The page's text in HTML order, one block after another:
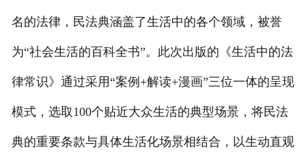
联系我们
名的法律，民法典涵盖了生活中的各个领域，被誉
为“社会生活的百科全书”。此次出版的《生活中的法
律常识》通过采用“案例+解读+漫画”三位一体的呈现
模式，选取100个贴近大众生活的典型场景，将民法
典的重要条款与具体生活化场景相结合，以生动直观